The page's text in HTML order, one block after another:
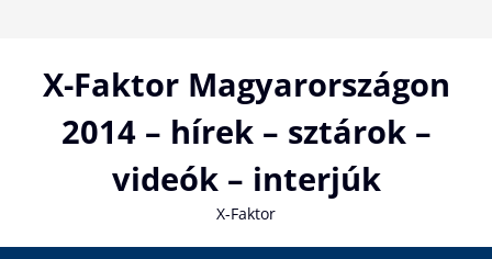
contentX-Faktor Magyarországon
2014 – hírek – sztárok –
videók – interjúk
X-Faktor